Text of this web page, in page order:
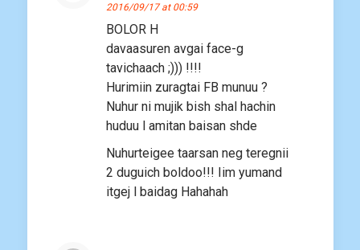
2016/09/17 at 00:59
BOLOR H
davaasuren avgai face-g
tavichaach ;))) !!!!
Hurimiin zuragtai FB munuu ?
Nuhur ni mujik bish shal hachin
huduu l amitan baisan shde
Nuhurteigee taarsan neg teregnii
2 duguich boldoo!!! Iim yumand
itgej l baidag Hahahah